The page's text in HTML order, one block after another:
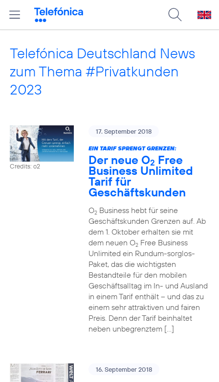
Telefónica Deutschland News
zum Thema #Privatkunden
2023
Credits: o2
17. September 2018
EIN TARIF SPRENGT GRENZEN:
Der neue O2 Free
Business Unlimited
Tarif für
Geschäftskunden
O2Business hebt für seine
Geschäftskunden Grenzen auf. Ab
dem 1. Oktober erhalten sie mit
dem neuen O2Free Business
Unlimited ein Rundum-sorglos-
Paket, das die wichtigsten
Bestandteile für den mobilen
Geschäftsalltag im In- und Ausland
in einem Tarif enthält – und das zu
einem sehr attraktiven und fairen
Preis. Denn der Tarif beinhaltet
neben unbegrenztem […]
16. September 2018